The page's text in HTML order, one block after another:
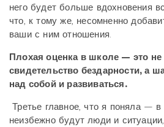
него будет больше вдохновения
что, к тому же, несомненно
ваши с ним отношения.
Плохая оценка в школе — это не
свидетельство бездарности, а
над собой и развиваться.
Третье главное, что я поняла —
неизбежно будут люди и